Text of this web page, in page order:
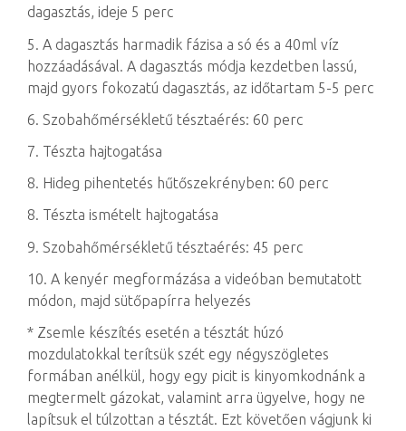
dagasztás, ideje 5 perc
5. A dagasztás harmadik fázisa a só és a 40ml víz
hozzáadásával. A dagasztás módja kezdetben lassú,
majd gyors fokozatú dagasztás, az időtartam 5-5 perc
6. Szobahőmérsékletű tésztaérés: 60 perc
7. Tészta hajtogatása
8. Hideg pihentetés hűtőszekrényben: 60 perc
8. Tészta ismételt hajtogatása
9. Szobahőmérsékletű tésztaérés: 45 perc
10. A kenyér megformázása a videóban bemutatott
módon, majd sütőpapírra helyezés
* Zsemle készítés esetén a tésztát húzó
mozdulatokkal terítsük szét egy négyszögletes
formában anélkül, hogy egy picit is kinyomkodnánk a
megtermelt gázokat, valamint arra ügyelve, hogy ne
lapítsuk el túlzottan a tésztát. Ezt követően vágjunk ki